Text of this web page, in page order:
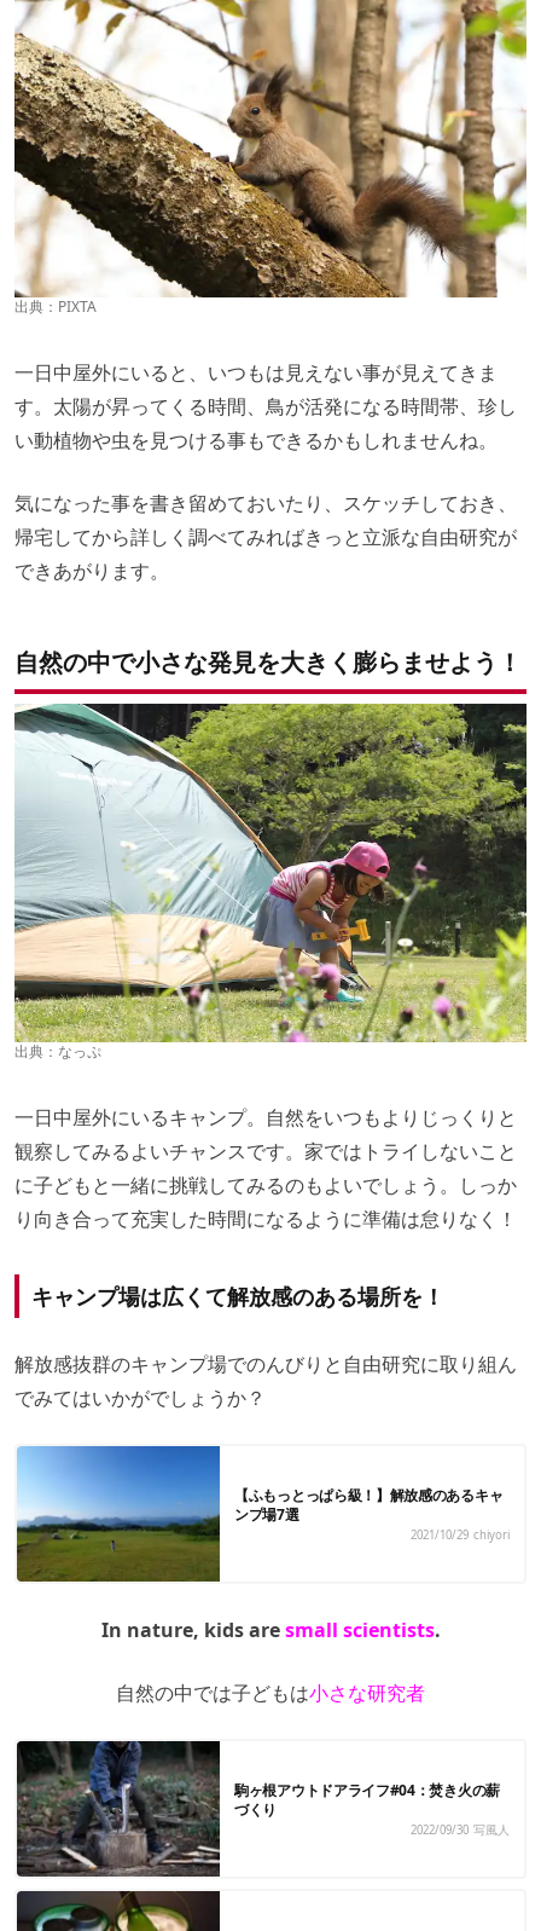
出典： PIXTA
一日中屋外にいると、いつもは見えない事が見えてきま
す。太陽が昇ってくる時間、鳥が活発になる時間帯、珍し
い動植物や虫を見つける事もできるかもしれませんね。
気になった事を書き留めておいたり、スケッチしておき、
帰宅してから詳しく調べてみればきっと立派な自由研究が
できあがります。
自然の中で小さな発見を大きく膨らませよう！
出典： なっぷ
一日中屋外にいるキャンプ。自然をいつもよりじっくりと
観察してみるよいチャンスです。家ではトライしないこと
に子どもと一緒に挑戦してみるのもよいでしょう。しっか
り向き合って充実した時間になるように準備は怠りなく！
キャンプ場は広くて解放感のある場所を！
解放感抜群のキャンプ場でのんびりと自由研究に取り組ん
でみてはいかがでしょうか？
【ふもっとっぱら級！】解放感のあるキャ
ンプ場7選
2021/10/29 chiyori
In nature, kids aresmall scientists.
自然の中では子どもは小さな研究者
駒ヶ根アウトドアライフ#04：焚き火の薪
づくり
2022/09/30 写風人